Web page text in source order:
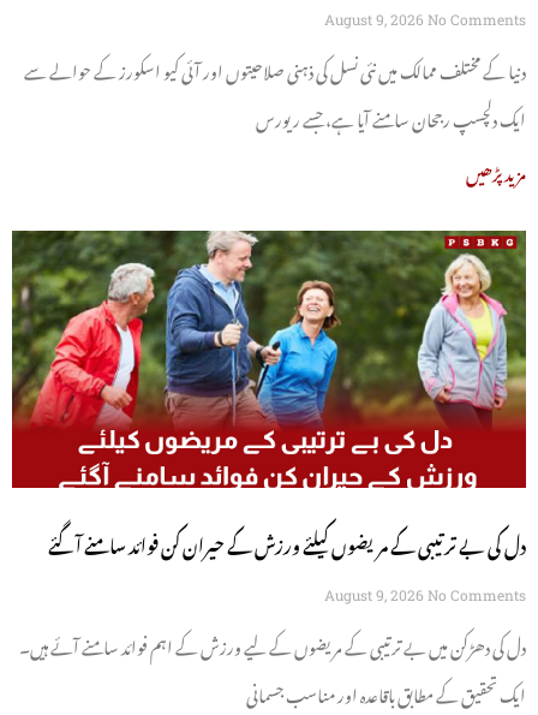
آگئیں August 9, 2026 No Comments
دنیا کے مختلف ممالک میں نئی نسل کی ذہنی صلاحیتوں اور آئی کیو اسکورز کے حوالے سے
ایک دلچسپ رجحان سامنے آیا ہے، جسے ریورس
مزید پڑھیں
دل کی بے ترتیبی کے مریضوں کیلئے ورزش کے حیران کن فوائد سامنے آگئے
August 9, 2026 No Comments
دل کی دھڑکن میں بے ترتیبی کے مریضوں کے لیے ورزش کے اہم فوائد سامنے آئے ہیں۔
ایک تحقیق کے مطابق باقاعدہ اور مناسب جسمانی